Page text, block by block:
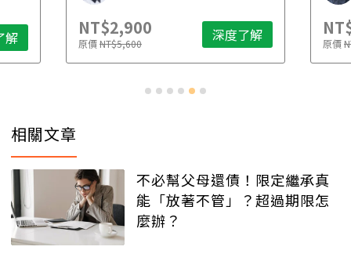
解 NT$2,900
原價NT$5,600 深度了解 原價
相關文章
不必幫父母還債！限定繼承真
能「放著不管」？超過期限怎
麼辦？